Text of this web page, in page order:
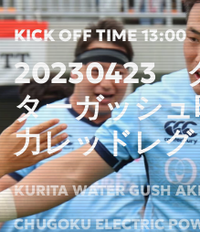
KICK OFF TIME 13:00
20230423
ターガッシ
力レッドレ
KURITA WATER GUSH
CHUGOKU ELECTRIC